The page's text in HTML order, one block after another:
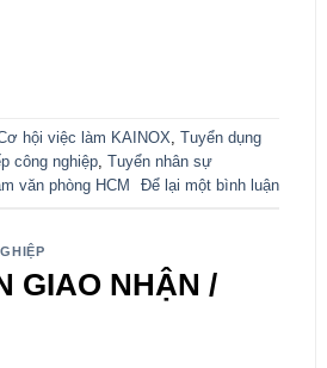
hội việc làm KAINOX, Tuyển dụng
công nghiệp, Tuyển nhân sự
văn phòng HCM Để lại một bình luận
GIAO NHẬN /